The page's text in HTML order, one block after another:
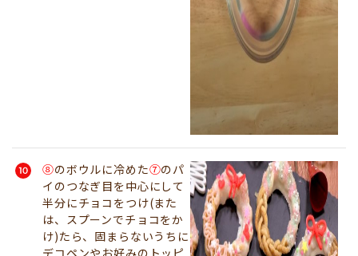
⑧のボウルに冷めた⑦のパ
イのつなぎ目を中心にして
半分にチョコをつけ(また
は、スプーンでチョコをか
け)たら、固まらないうちに
デコペンやお好みのトッピ